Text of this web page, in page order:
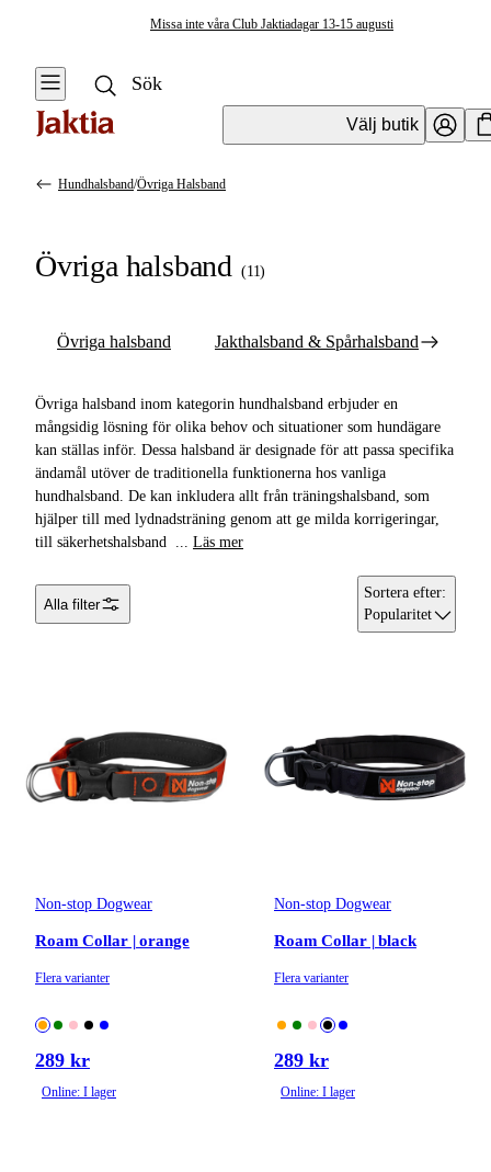
Missa inte våra Club Jaktiadagar 13-15 augusti
Välj butik
Hundhalsband
Hundlinor
Hundhalsband
Jakthalsband &
Tillbehör
Hundhalsband
Hundhalsband/Övriga Halsband
Övriga halsband (11)
Övriga halsband Jakthalsband & Spårhalsband
Övriga halsband inom kategorin hundhalsband erbjuder en
mångsidig lösning för olika behov och situationer som hundägare
kan ställas inför. Dessa halsband är designade för att passa specifika
ändamål utöver de traditionella funktionerna hos vanliga
hundhalsband. De kan inkludera allt från träningshalsband, som
hjälper till med lydnadsträning genom att ge milda korrigeringar,
till säkerhetshalsband ... Läs mer
Alla filter
Sortera efter:
Popularitet
Non-stop Dogwear
Roam Collar | orange
Flera varianter
289 kr
Online: I lager
Non-stop Dogwear
Roam Collar | black
Flera varianter
289 kr
Online: I lager